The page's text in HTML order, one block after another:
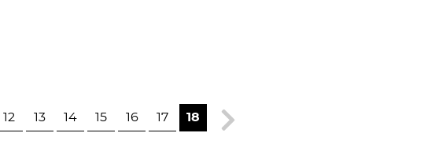
12 13 14 15 16 17 18